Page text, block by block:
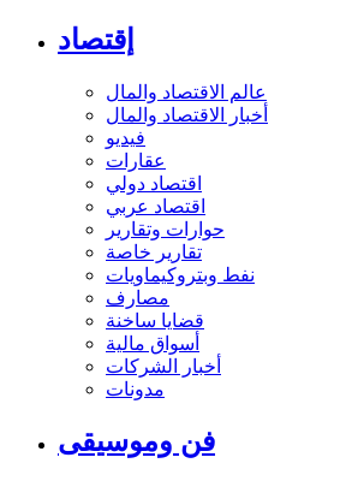
إقتصاد
عالم الاقتصاد والمال
أخبار الاقتصاد والمال
فيديو
عقارات
اقتصاد دولي
اقتصاد عربي
حوارات وتقارير
تقارير خاصة
نفط وبتروكيماويات
مصارف
قضايا ساخنة
أسواق مالية
أخبار الشركات
مدونات
فن وموسيقى